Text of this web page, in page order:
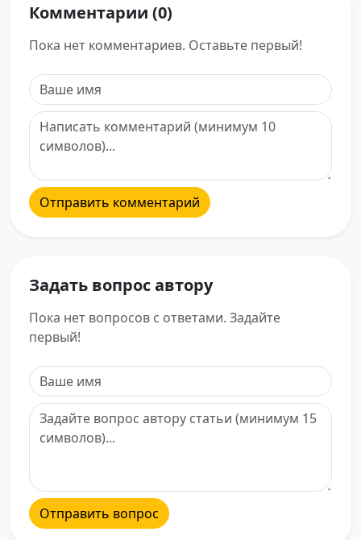
Комментарии (0)
Пока нет комментариев. Оставьте первый!
Отправить комментарий
Задать вопрос автору
Пока нет вопросов с ответами. Задайте
первый!
Отправить вопрос